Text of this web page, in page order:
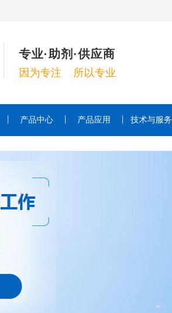
专业·助剂·供应商
因为专注 所以专业
产品中心 产品应用 技术与服务